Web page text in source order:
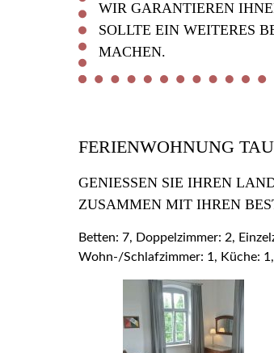
WIR GARANTIEREN
SOLLTE EIN WEITERES
MACHEN.
FERIENWOHNUNG
GENIESSEN SIE IHREN
USAMMEN MIT IHREN
Betten: 7, Doppelzimmer: 2,
Wohn-/Schlafzimmer: 1, Küche: